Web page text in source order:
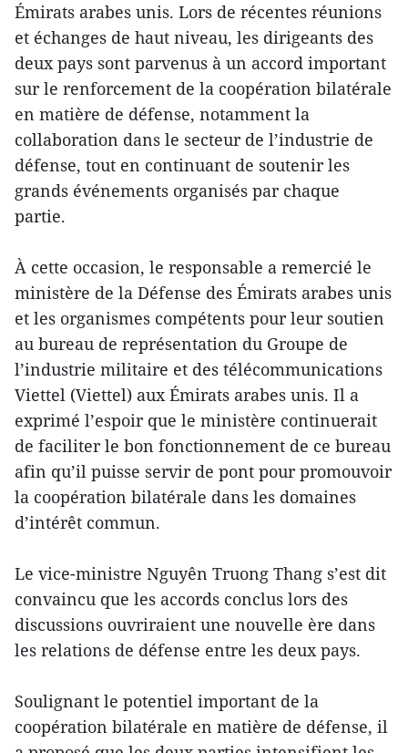
Émirats arabes unis. Lors de récentes réunions
et échanges de haut niveau, les dirigeants des
deux pays sont parvenus à un accord important
sur le renforcement de la coopération bilatérale
en matière de défense, notamment la
collaboration dans le secteur de l’industrie de
défense, tout en continuant de soutenir les
grands événements organisés par chaque
partie.
À cette occasion, le responsable a remercié le
ministère de la Défense des Émirats arabes unis
et les organismes compétents pour leur soutien
au bureau de représentation du Groupe de
l’industrie militaire et des télécommunications
Viettel (Viettel) aux Émirats arabes unis. Il a
exprimé l’espoir que le ministère continuerait
de faciliter le bon fonctionnement de ce bureau
afin qu’il puisse servir de pont pour promouvoir
la coopération bilatérale dans les domaines
d’intérêt commun.
Le vice-ministre Nguyên Truong Thang s’est dit
convaincu que les accords conclus lors des
discussions ouvriraient une nouvelle ère dans
les relations de défense entre les deux pays.
Soulignant le potentiel important de la
coopération bilatérale en matière de défense, il